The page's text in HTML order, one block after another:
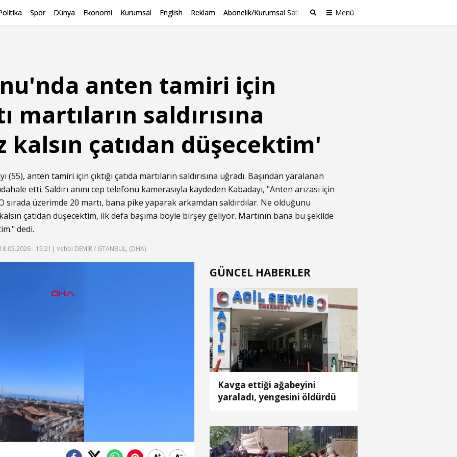
Spor Dünya Ekonomi Kurumsal English Reklam Abonelik/Kurumsal Satış Menü
anten tamiri için
martıların saldırısına
kalsın çatıdan düşecektim'
(55), anten tamiri için çıktığı çatıda martıların saldırısına uğradı. Başından yaralanan
etti. Saldırı anını cep telefonu kamerasıyla kaydeden Kabadayı, "Anten arızası için
sırada üzerimde 20 martı, bana pike yaparak arkamdan saldırdılar. Ne olduğunu
çatıdan düşecektim, ilk defa başıma böyle birşey geliyor. Martının bana bu şekilde
dedi.
- 15:21 | Vehbi DEMİR / İSTANBUL, (DHA)-
GÜNCEL HABERLER
Kavga ettiği ağabeyini
yaraladı, yengesini öldürdü